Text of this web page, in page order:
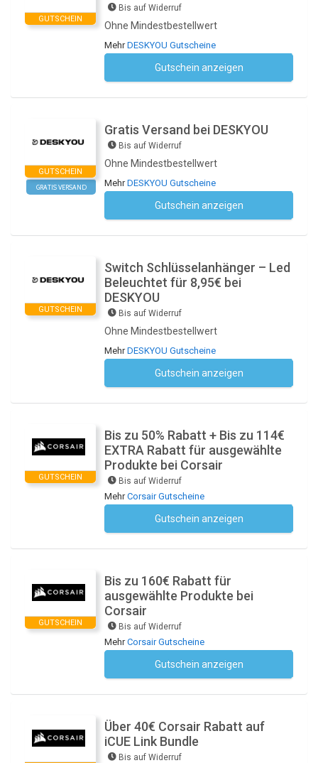
GUTSCHEIN
Bis auf Widerruf
Ohne Mindestbestellwert
MehrDESKYOU Gutscheine
Gutschein anzeigen
GUTSCHEIN
GRATIS VERSAND
Gratis Versand bei DESKYOU
Bis auf Widerruf
Ohne Mindestbestellwert
MehrDESKYOU Gutscheine
Gutschein anzeigen
GUTSCHEIN
Switch Schlüsselanhänger – Led
Beleuchtet für 8,95€ bei
DESKYOU
Bis auf Widerruf
Ohne Mindestbestellwert
MehrDESKYOU Gutscheine
Gutschein anzeigen
GUTSCHEIN
Bis zu 50% Rabatt + Bis zu 114€
EXTRA Rabatt für ausgewählte
Produkte bei Corsair
Bis auf Widerruf
MehrCorsair Gutscheine
Gutschein anzeigen
GUTSCHEIN
Bis zu 160€ Rabatt für
ausgewählte Produkte bei
Corsair
Bis auf Widerruf
MehrCorsair Gutscheine
Gutschein anzeigen
Über 40€ Corsair Rabatt auf
iCUE Link Bundle
Bis auf Widerruf